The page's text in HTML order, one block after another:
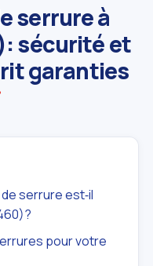
serrure à
sécurité et
garanties
serrure est‑il
pour votre